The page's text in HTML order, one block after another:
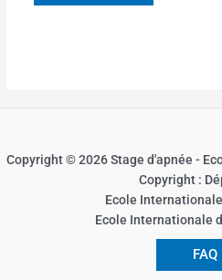
Copyright © 2026 Stage d'apnée -
Copyright :
Ecole
Ecole Internationale
FAQ